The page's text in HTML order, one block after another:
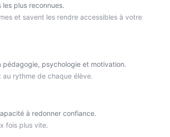
plus reconnues.
et savent les rendre accessibles à votre
pédagogie, psychologie et motivation.
rythme de chaque élève.
à redonner confiance.
fois plus vite.